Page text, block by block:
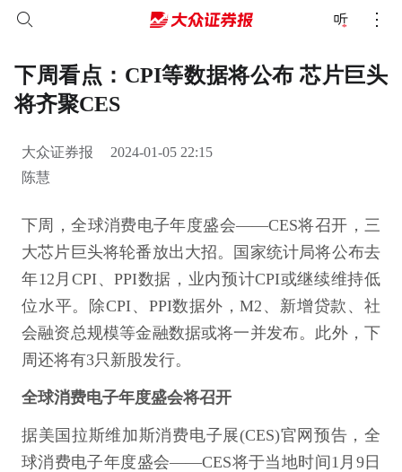
下周看点：CPI等数据将公布 芯片巨头
将齐聚CES
大众证券报
2024-01-05 22:15
陈慧
下周，全球消费电子年度盛会——CES将召开，三
大芯片巨头将轮番放出大招。国家统计局将公布去
年12月CPI、PPI数据，业内预计CPI或继续维持低
位水平。除CPI、PPI数据外，M2、新增贷款、社
会融资总规模等金融数据或将一并发布。此外，下
周还将有3只新股发行。
全球消费电子年度盛会将召开
据美国拉斯维加斯消费电子展(CES)官网预告，全
球消费电子年度盛会——CES将于当地时间1月9日